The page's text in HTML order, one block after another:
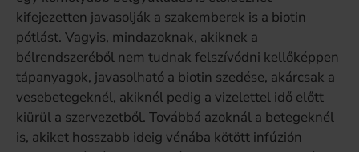
kifejezetten javasolják a szakemberek is a biotin
pótlást. Vagyis, mindazoknak, akiknek a
bélrendszeréből nem tudnak felszívódni kellőképpen
tápanyagok, javasolható a biotin szedése, akárcsak a
vesebetegeknél, akiknél pedig a vizelettel idő előtt
kiürül a szervezetből. Továbbá azoknál a betegeknél
is, akiket hosszabb ideig vénába kötött infúzión